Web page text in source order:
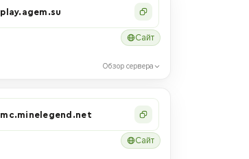
play.agem.su
Сайт
Обзор сервера
mc.minelegend.net
Сайт